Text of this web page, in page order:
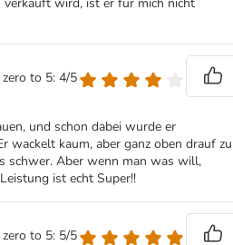
to 5: 4/5
und schon dabei wurde er
wackelt kaum, aber ganz oben drauf zu
schwer. Aber wenn man was will,
ist echt Super!!
to 5: 5/5